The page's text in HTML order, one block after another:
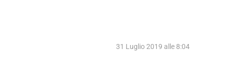
31 Luglio 2019 alle 8:04